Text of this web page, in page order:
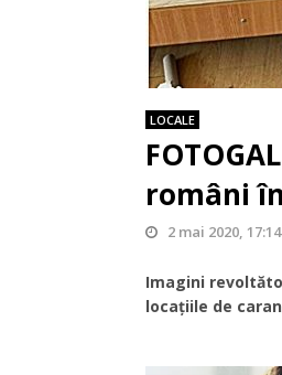
LOCALE
români
2 mai 2020, 17:14
Imagini
locațiile de